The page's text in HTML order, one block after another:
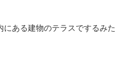
ある建物のテラスでするみた